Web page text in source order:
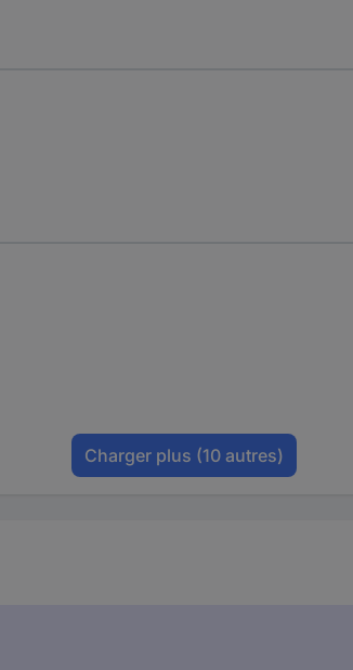
Charger plus (10 autres)